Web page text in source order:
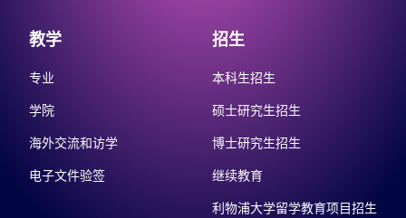
教学
专业
学院
海外交流和访学
电子文件验签
招生
本科生招生
硕士研究生招生
博士研究生招生
继续教育
利物浦大学留学教育项目招生